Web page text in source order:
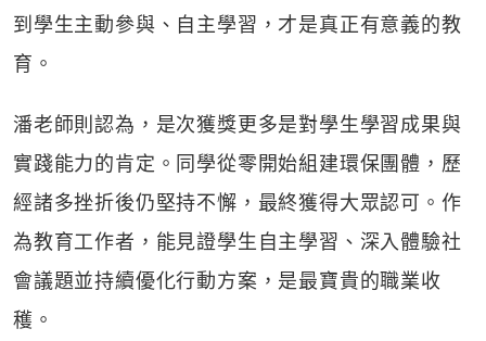
到學生主動參與、自主學習，才是真正有意義的教
育。
潘老師則認為，是次獲獎更多是對學生學習成果與
實踐能力的肯定。同學從零開始組建環保團體，歷
經諸多挫折後仍堅持不懈，最終獲得大眾認可。作
為教育工作者，能見證學生自主學習、深入體驗社
會議題並持續優化行動方案，是最寶貴的職業收
穫。